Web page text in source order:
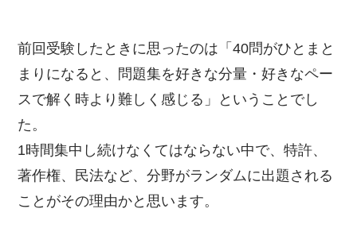
前回受験したときに思ったのは「40問がひとまと
まりになると、問題集を好きな分量・好きなペー
スで解く時より難しく感じる」ということでし
た。
1時間集中し続けなくてはならない中で、特許、
著作権、民法など、分野がランダムに出題される
ことがその理由かと思います。